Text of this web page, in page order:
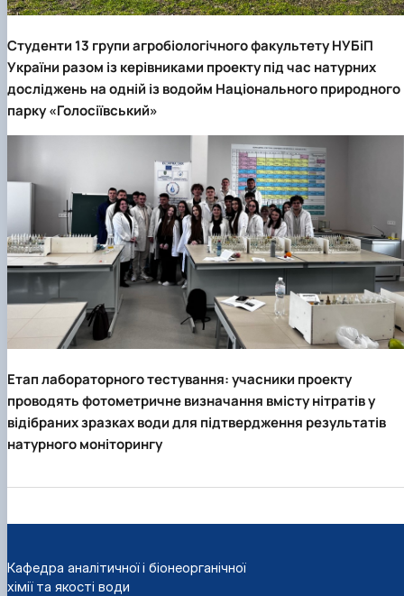
Студенти 13 групи агробіологічного факультету НУБіП
України разом із керівниками проекту під час натурних
досліджень на одній із водойм Національного природного
парку «Голосіївський»
Етап лабораторного тестування: учасники проекту
проводять фотометричне визначання вмісту нітратів у
відібраних зразках води для підтвердження результатів
натурного моніторингу
Кафедра аналітичної і біонеорганічної
хімії та якості води